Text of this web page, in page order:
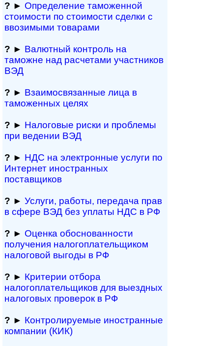
? ► Определение таможенной
стоимости по стоимости сделки с
ввозимыми товарами
? ► Валютный контроль на
таможне над рас­че­та­ми участников
ВЭД
? ► Взаимосвязанные лица в
таможенных целях
? ► Налоговые риски и проблемы
при ведении ВЭД
? ► НДС на электронные услуги по
Интернет иностранных
поставщиков
? ► Услуги, работы, пе­ре­да­ча прав
в сфере ВЭД без уплаты НДС в РФ
? ► Оценка обосно­ванности
получения налогоплательщиком
налоговой выгоды в РФ
? ► Критерии отбора
налогоплательщиков для выездных
налоговых проверок в РФ
? ► Контролируемые иностранные
компании (КИК)